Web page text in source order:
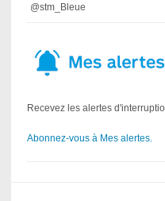
@stm_Bleue
Recevez les alertes
Abonnez-vous à Mes alertes.